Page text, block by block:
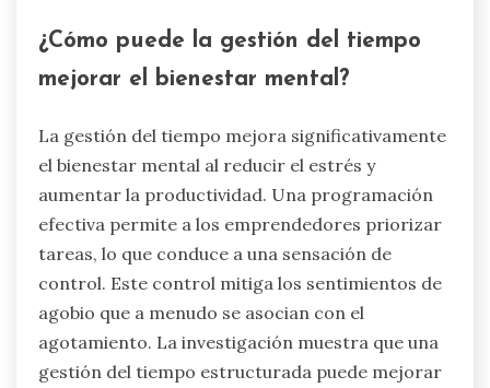
¿Cómo puede la gestión del tiempo
mejorar el bienestar mental?
La gestión del tiempo mejora significativamente
el bienestar mental al reducir el estrés y
aumentar la productividad. Una programación
efectiva permite a los emprendedores priorizar
tareas, lo que conduce a una sensación de
control. Este control mitiga los sentimientos de
agobio que a menudo se asocian con el
agotamiento. La investigación muestra que una
gestión del tiempo estructurada puede mejorar